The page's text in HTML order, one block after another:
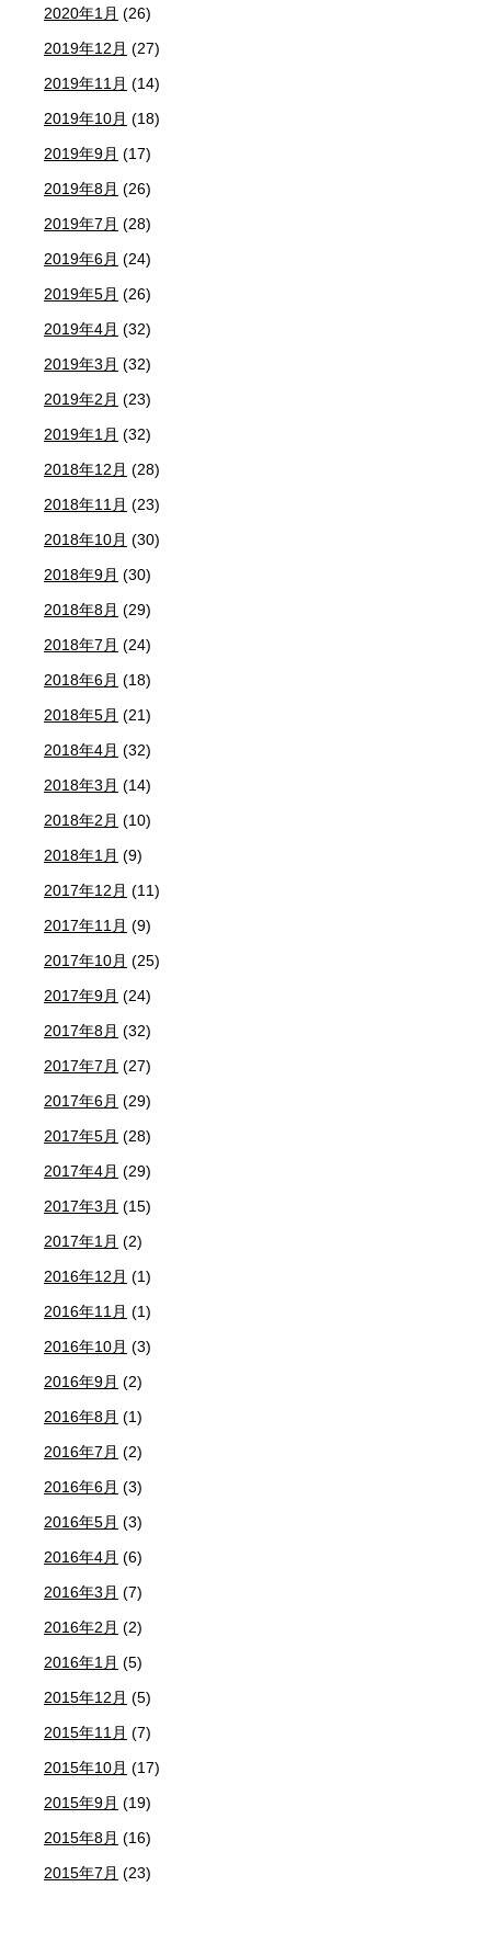
2020年1月 (26)
2019年12月 (27)
2019年11月 (14)
2019年10月 (18)
2019年9月 (17)
2019年8月 (26)
2019年7月 (28)
2019年6月 (24)
2019年5月 (26)
2019年4月 (32)
2019年3月 (32)
2019年2月 (23)
2019年1月 (32)
2018年12月 (28)
2018年11月 (23)
2018年10月 (30)
2018年9月 (30)
2018年8月 (29)
2018年7月 (24)
2018年6月 (18)
2018年5月 (21)
2018年4月 (32)
2018年3月 (14)
2018年2月 (10)
2018年1月 (9)
2017年12月 (11)
2017年11月 (9)
2017年10月 (25)
2017年9月 (24)
2017年8月 (32)
2017年7月 (27)
2017年6月 (29)
2017年5月 (28)
2017年4月 (29)
2017年3月 (15)
2017年1月 (2)
2016年12月 (1)
2016年11月 (1)
2016年10月 (3)
2016年9月 (2)
2016年8月 (1)
2016年7月 (2)
2016年6月 (3)
2016年5月 (3)
2016年4月 (6)
2016年3月 (7)
2016年2月 (2)
2016年1月 (5)
2015年12月 (5)
2015年11月 (7)
2015年10月 (17)
2015年9月 (19)
2015年8月 (16)
2015年7月 (23)